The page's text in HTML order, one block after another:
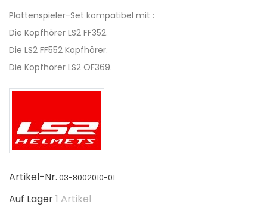
Plattenspieler-Set kompatibel mit :
Die Kopfhörer LS2 FF352.
Die LS2 FF552 Kopfhörer.
Die Kopfhörer LS2 OF369.
Artikel-Nr. 03-8002010-01
Auf Lager1 Artikel